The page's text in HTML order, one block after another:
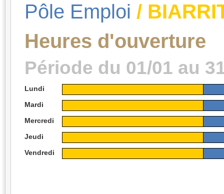
Pôle Emploi /
Heures d'ouverture
Période du 01/01 au
Lundi
Mardi
Mercredi
Jeudi
Vendredi